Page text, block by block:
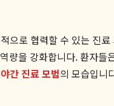
로 협력할 수 있는 진
을 강화합니다. 환자
야간 진료 모범의 모습입니